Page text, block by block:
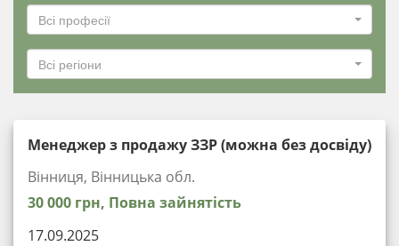
Всі професії
Всі регіони
Менеджер з продажу ЗЗР (можна без досвіду)
Вінниця, Вінницька обл.
30 000 грн, Повна зайнятість
17.09.2025